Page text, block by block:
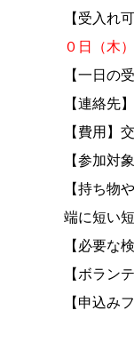
【受入れ
０日（木
【一日
【連絡先
【費用】
【参加
【持ち物
端に短い
【必要な
【ボラン
【申込み